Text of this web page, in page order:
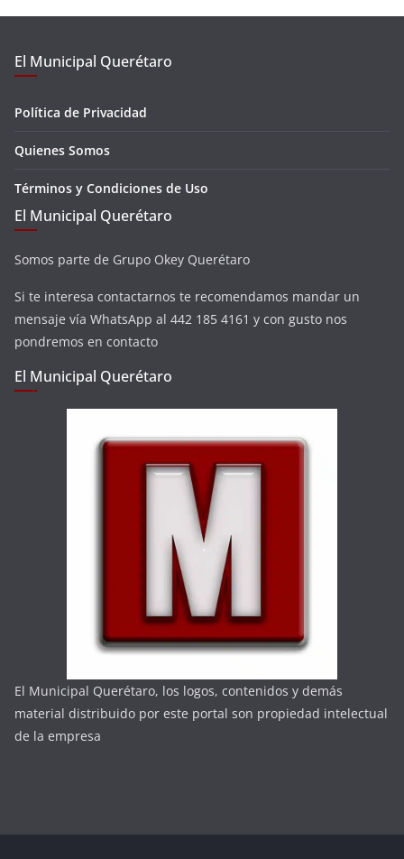
El Municipal Querétaro
Política de Privacidad
Quienes Somos
Términos y Condiciones de Uso
El Municipal Querétaro
Somos parte de Grupo Okey Querétaro
Si te interesa contactarnos te recomendamos mandar un
mensaje vía WhatsApp al 442 185 4161 y con gusto nos
pondremos en contacto
El Municipal Querétaro
El Municipal Querétaro, los logos, contenidos y demás
material distribuido por este portal son propiedad intelectual
de la empresa